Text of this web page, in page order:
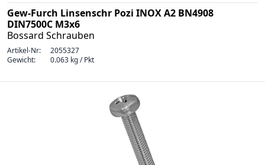
Gew-Furch Linsenschr Pozi INOX A2 BN4908
DIN7500C M3x6
Bossard Schrauben
Artikel-Nr:
2055327
Gewicht:
0.063 kg / Pkt